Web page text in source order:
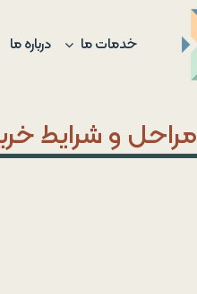
خدمات ما درباره ما
مراحل و شرایط